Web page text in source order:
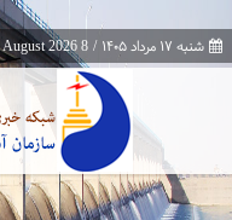
شنبه ۱۷ مرداد ۱۴۰۵ /
8 August 2026